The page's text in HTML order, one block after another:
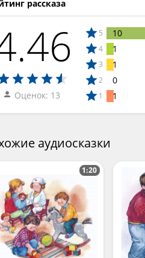
рассказа
Оценок: 13
5 10
4 1
3 1
2 0
1 1
аудиосказки
1:20